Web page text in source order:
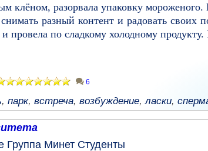
клёном, разорвала упаковку
разный контент и радовать своих
провела по сладкому холодному
6
, парк, встреча, возбуждение,ласки,
Группа Минет Студенты